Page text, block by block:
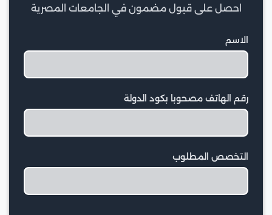
احصل على قبول مضمون في الجامعات المصرية
الاسم
رقم الهاتف مصحوبا بكود الدولة
التخصص المطلوب